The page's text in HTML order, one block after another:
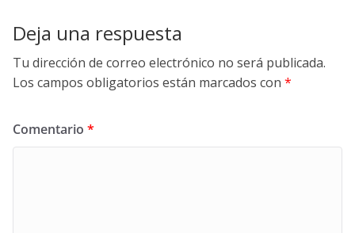
Deja una respuesta
Tu dirección de correo electrónico no será publicada.
Los campos obligatorios están marcados con *
Comentario *